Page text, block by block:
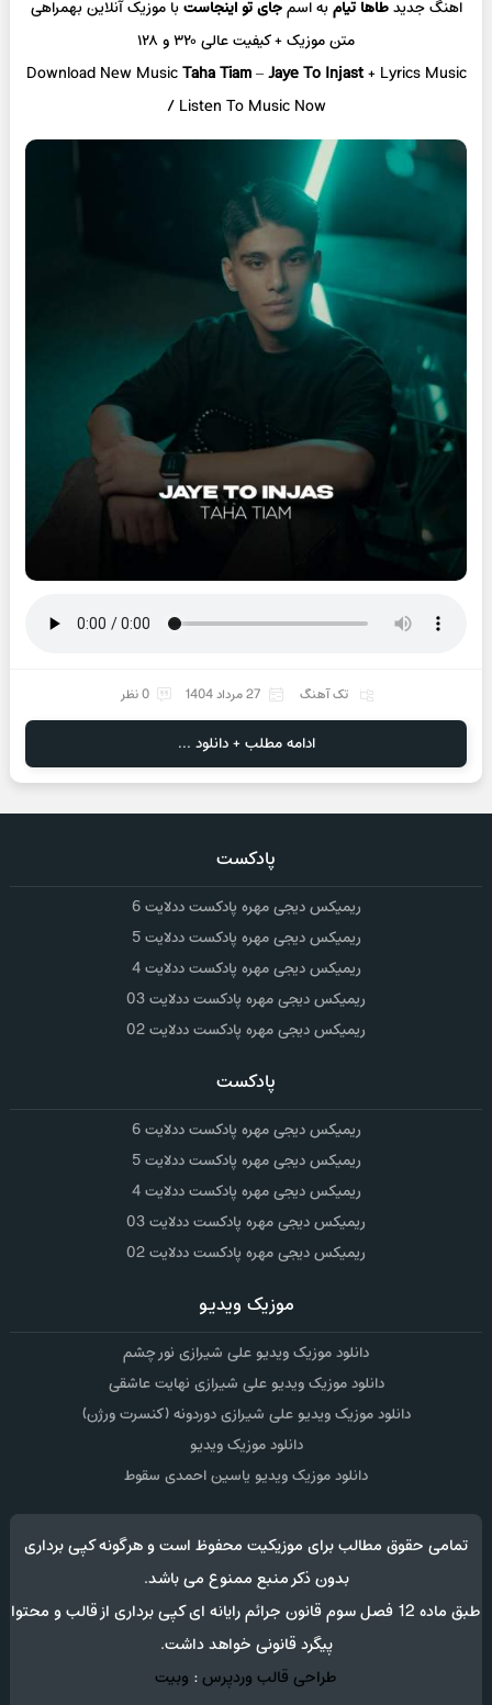
اهنگ جدیدطاها تیامبه اسمجای تو اینجاستبا موزیک آنلاینبهمراهی
متن موزیک + کیفیت عالی ۳۲۰ و ۱۲۸
Download New MusicTaha Tiam–Jaye To Injast+ Lyrics Music
/ Listen To Music Now
تک آهنگ 27 مرداد 1404 0 نظر
ادامه مطلب + دانلود ...
پادکست
ریمیکس دیجی مهره پادکست ددلایت 6
ریمیکس دیجی مهره پادکست ددلایت 5
ریمیکس دیجی مهره پادکست ددلایت 4
ریمیکس دیجی مهره پادکست ددلایت 03
ریمیکس دیجی مهره پادکست ددلایت 02
پادکست
ریمیکس دیجی مهره پادکست ددلایت 6
ریمیکس دیجی مهره پادکست ددلایت 5
ریمیکس دیجی مهره پادکست ددلایت 4
ریمیکس دیجی مهره پادکست ددلایت 03
ریمیکس دیجی مهره پادکست ددلایت 02
موزیک ویدیو
دانلود موزیک ویدیو علی شیرازی نور چشم
دانلود موزیک ویدیو علی شیرازی نهایت عاشقی
دانلود موزیک ویدیو علی شیرازی دوردونه (کنسرت ورژن)
دانلود موزیک ویدیو
دانلود موزیک ویدیو یاسین احمدی سقوط
تمامی حقوق مطالب برای موزیکیت محفوظ است و هرگونه کپی برداری
بدون ذکر منبع ممنوع می باشد.
طبق ماده 12 فصل سوم قانون جرائم رایانه ای کپی برداری از قالب و محتوا
پیگرد قانونی خواهد داشت.
طراحی قالب وردپرس: وبیت